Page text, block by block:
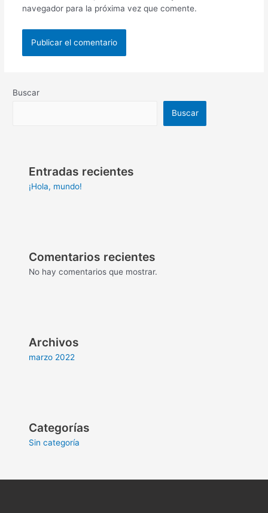
navegador para la próxima vez que comente.
Buscar
Buscar
Entradas recientes
¡Hola, mundo!
Comentarios recientes
No hay comentarios que mostrar.
Archivos
marzo 2022
Categorías
Sin categoría